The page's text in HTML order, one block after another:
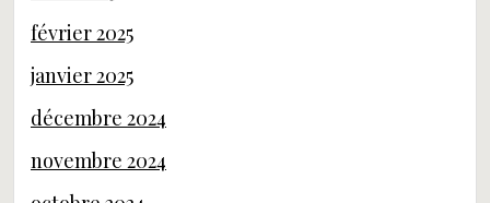
février 2025
janvier 2025
décembre 2024
novembre 2024